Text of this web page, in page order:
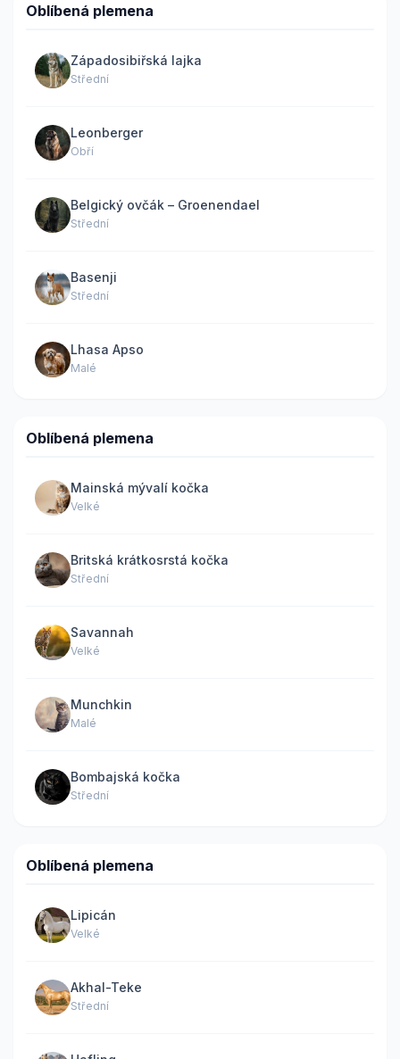
Oblíbená plemena
Západosibiřská lajka
Střední
Leonberger
Obří
Belgický ovčák – Groenendael
Střední
Basenji
Střední
Lhasa Apso
Malé
Oblíbená plemena
Mainská mývalí kočka
Velké
Britská krátkosrstá kočka
Střední
Savannah
Velké
Munchkin
Malé
Bombajská kočka
Střední
Oblíbená plemena
Lipicán
Velké
Akhal-Teke
Střední